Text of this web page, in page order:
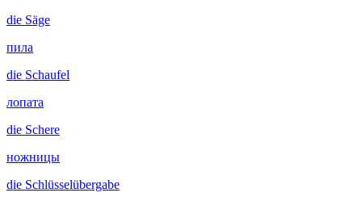
die Säge
пила
die Schaufel
лопата
die Schere
ножницы
die Schlüsselübergabe